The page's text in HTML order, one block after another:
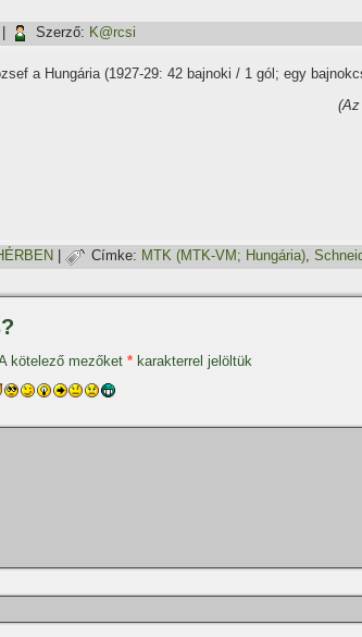
Szerző: K@rcsi
a Hungária (1927-29: 42 bajnoki / 1 gól; egy
Címke: MTK (MTK-VM; Hungária),
kötelező mezőket * karakterrel jelöltük